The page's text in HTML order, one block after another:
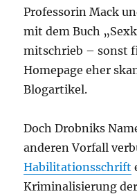
Professorin Mack
mit dem Buch
mitschrieb – sonst
Homepage eher
Blogartikel.
Doch Drobniks
anderen Vorfall
Habilitationsschrift
Kriminalisierung